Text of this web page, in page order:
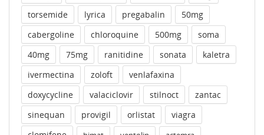
torsemide
lyrica pregabalin
50mg
cabergoline
chloroquine 500mg
soma
40mg
75mg ranitidine sonata
kaletra
ivermectina
zoloft
venlafaxina
doxycycline
valaciclovir stilnoct
zantac
sinequan
provigil orlistat
viagra